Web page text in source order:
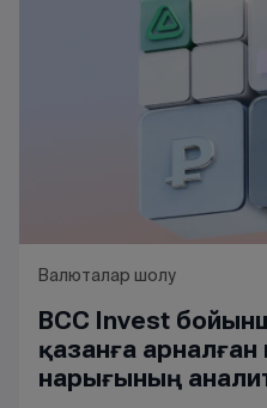
Валюталар шолу
BCC Invest
қазанға
нарығының